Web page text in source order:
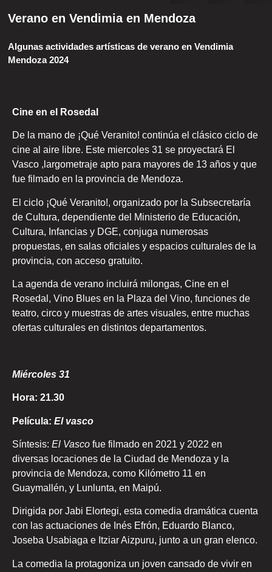
Verano en Vendimia en Mendoza
Algunas actividades artísticas de verano en Vendimia
Mendoza 2024
Cine en el Rosedal
De la mano de ¡Qué Veranito! continúa el clásico ciclo de
cine al aire libre. Este miercoles 31 se proyectará El
Vasco ,largometraje apto para mayores de 13 años y que
fue filmado en la provincia de Mendoza.
El ciclo ¡Qué Veranito!, organizado por la Subsecretaría
de Cultura, dependiente del Ministerio de Educación,
Cultura, Infancias y DGE, conjuga numerosas
propuestas, en salas oficiales y espacios culturales de la
provincia, con acceso gratuito.
La agenda de verano incluirá milongas, Cine en el
Rosedal, Vino Blues en la Plaza del Vino, funciones de
teatro, circo y muestras de artes visuales, entre muchas
ofertas culturales en distintos departamentos.
Miércoles 31
Hora: 21.30
Película: El vasco
Síntesis: El Vasco fue filmado en 2021 y 2022 en
diversas locaciones de la Ciudad de Mendoza y la
provincia de Mendoza, como Kilómetro 11 en
Guaymallén, y Lunlunta, en Maipú.
Dirigida por Jabi Elortegi, esta comedia dramática cuenta
con las actuaciones de Inés Efrón, Eduardo Blanco,
Joseba Usabiaga e Itziar Aizpuru, junto a un gran elenco.
La comedia la protagoniza un joven cansado de vivir en